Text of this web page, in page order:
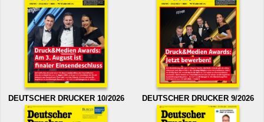
DEUTSCHER DRUCKER 10/2026 DEUTSCHER DRUCKER 9/2026